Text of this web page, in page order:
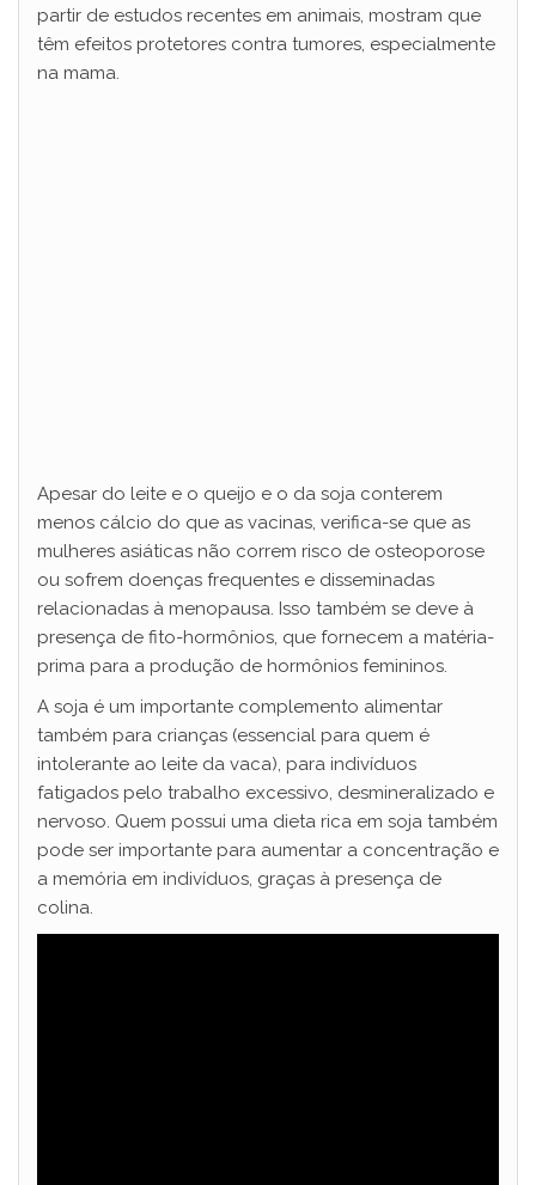
partir de estudos recentes em animais, mostram que
têm efeitos protetores contra tumores, especialmente
na mama.
Apesar do leite e o queijo e o da soja conterem
menos cálcio do que as vacinas, verifica-se que as
mulheres asiáticas não correm risco de osteoporose
ou sofrem doenças frequentes e disseminadas
relacionadas à menopausa. Isso também se deve à
presença de fito-hormônios, que fornecem a matéria-
prima para a produção de hormônios femininos.
A soja é um importante complemento alimentar
também para crianças (essencial para quem é
intolerante ao leite da vaca), para indivíduos
fatigados pelo trabalho excessivo, desmineralizado e
nervoso. Quem possui uma dieta rica em soja também
pode ser importante para aumentar a concentração e
a memória em indivíduos, graças à presença de
colina.